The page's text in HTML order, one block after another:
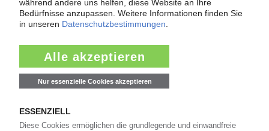
GETZNER
Spezialist für Schwingungsdämpfung eröffnet
Produktion in Indien / Zusätzliche Kapazitäten